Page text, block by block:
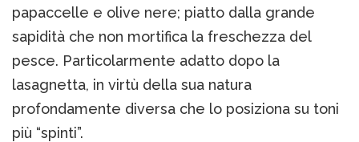
papaccelle e olive nere; piatto dalla grande
sapidità che non mortifica la freschezza del
pesce. Particolarmente adatto dopo la
lasagnetta, in virtù della sua natura
profondamente diversa che lo posiziona su toni
più “spinti”.